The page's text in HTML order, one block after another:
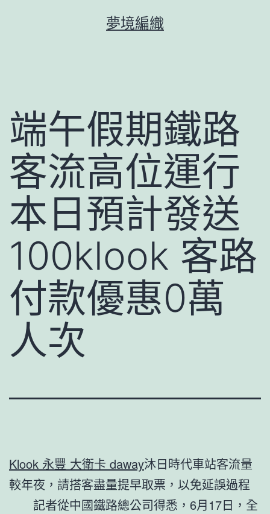
夢境編織
端午假期鐵路
客流高位運行
本日預計發送
100klook 客路
付款優惠0萬
人次
Klook 永豐 大衛卡 daway沐日時代車站客流量
較年夜，請搭客盡量提早取票，以免延誤過程
記者從中國鐵路總公司得悉，6月17日，全